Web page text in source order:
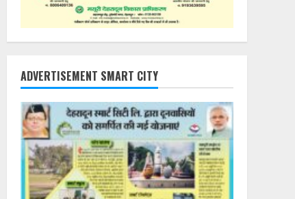
ADVERTISEMENT SMART CITY